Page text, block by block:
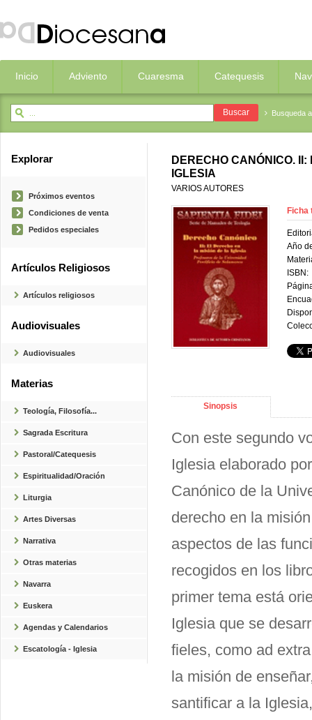
Inicio Adviento Cuaresma Catequesis
Busqueda
Explorar
Próximos eventos
Condiciones de venta
Pedidos especiales
Artículos Religiosos
Artículos religiosos
Audiovisuales
Audiovisuales
Materias
Teología, Filosofía...
Sagrada Escritura
Pastoral/Catequesis
Espiritualidad/Oración
Liturgia
Artes Diversas
Narrativa
Otras materias
Navarra
Euskera
Agendas y Calendarios
Escatología - Iglesia
DERECHO CANÓNICO.
IGLESIA
VARIOS AUTORES
Ficha
Año
ISBN:
Sinopsis
Con este segundo
Iglesia elaborado
Canónico de la
derecho en la
aspectos de las
recogidos en los
primer tema está
Iglesia que se
fieles, como ad
la misión de
santificar a la